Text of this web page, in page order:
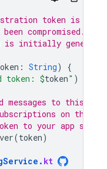
token is
compromised.
is initially
: String)
{
token: $token" )
messages to this
on the
to your app
(token)
. kt